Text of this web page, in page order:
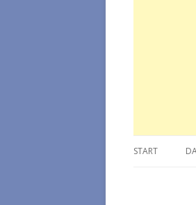
START